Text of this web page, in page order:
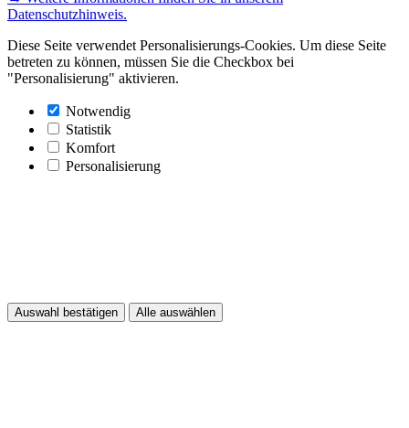
Datenschutzhinweis.
Diese Seite verwendet Personalisierungs-Cookies. Um diese Seite
betreten zu können, müssen Sie die Checkbox bei
"Personalisierung" aktivieren.
Notwendig
Statistik
Komfort
Personalisierung
Auswahl bestätigen Alle auswählen